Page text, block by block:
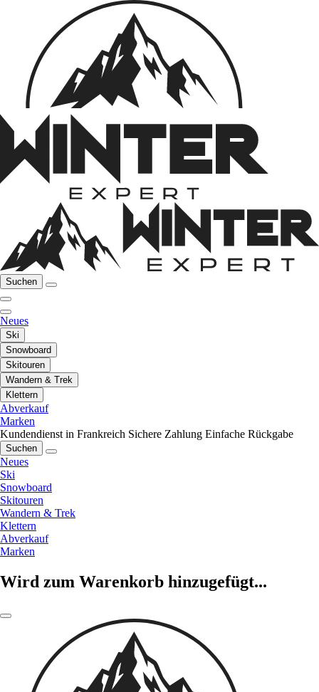
Suchen
Neues
Ski
Snowboard
Skitouren
Wandern & Trek
Klettern
Abverkauf
Marken
Kundendienst in Frankreich Sichere Zahlung Einfache Rückgabe
Suchen
Neues
Ski
Snowboard
Skitouren
Wandern & Trek
Klettern
Abverkauf
Marken
Wird zum Warenkorb hinzugefügt...